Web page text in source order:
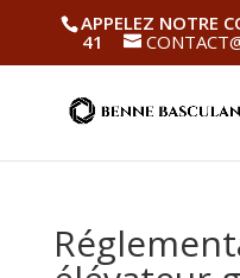
APPELEZ NOTRE
41